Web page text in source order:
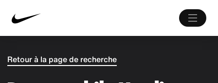
Retour à la page de recherche